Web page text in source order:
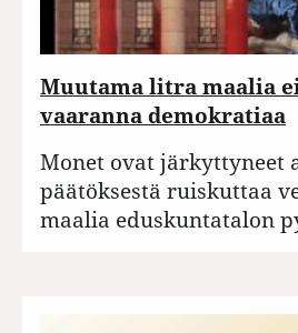
Muutama litra maalia
vaaranna demokratiaa
Monet ovat järkyttyneet
päätöksestä ruiskuttaa
maalia eduskuntatalon